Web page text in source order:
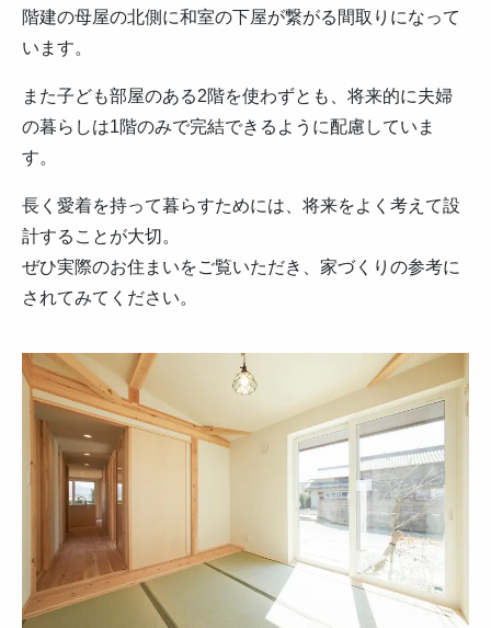
階建の母屋の北側に和室の下屋が繋がる間取りになって
います。
また子ども部屋のある2階を使わずとも、将来的に夫婦
の暮らしは1階のみで完結できるように配慮していま
す。
長く愛着を持って暮らすためには、将来をよく考えて設
計することが大切。
ぜひ実際のお住まいをご覧いただき、家づくりの参考に
されてみてください。